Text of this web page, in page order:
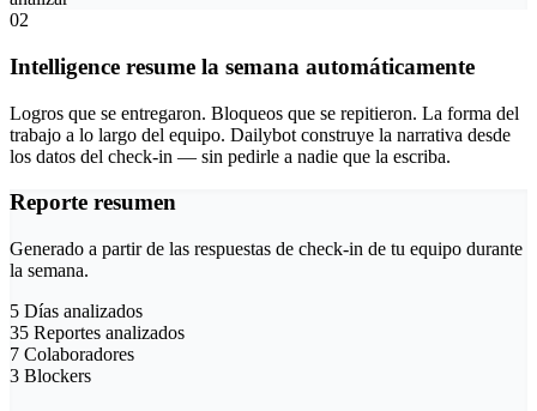
02
Intelligence resume la semana automáticamente
Logros que se entregaron. Bloqueos que se repitieron. La forma del
trabajo a lo largo del equipo. Dailybot construye la narrativa desde
los datos del check-in — sin pedirle a nadie que la escriba.
Reporte resumen
Generado a partir de las respuestas de check-in de tu equipo durante
la semana.
5 Días analizados
35 Reportes analizados
7 Colaboradores
3 Blockers